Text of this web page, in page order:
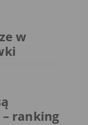
w
ranking